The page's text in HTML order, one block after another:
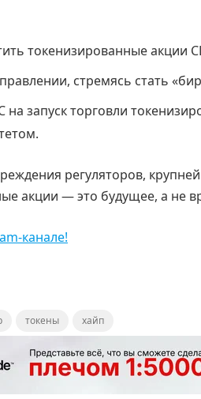
токенизированные акции
стремясь стать
на запуск торговли
регуляторов,
акции — это будущее, а не
канале!
токены хайп